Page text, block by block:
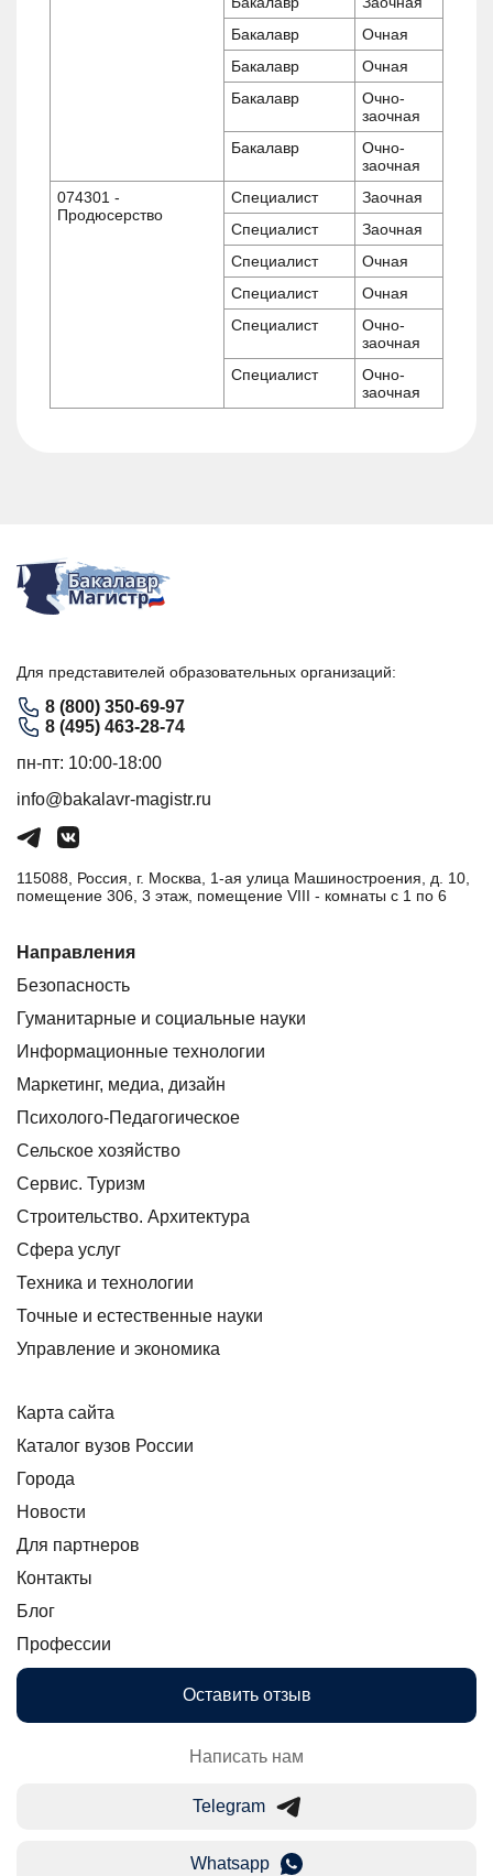
Бакалавр
Очная
Бакалавр
Очная
Бакалавр
Очно-
заочная
Бакалавр
Очно-
заочная
074301 -
Продюсерство
Специалист
Заочная
Специалист
Заочная
Специалист
Очная
Специалист
Очная
Специалист
Очно-
заочная
Специалист
Очно-
заочная
Для представителей образовательных организаций:
8 (800) 350-69-97
8 (495) 463-28-74
пн-пт: 10:00-18:00
info@bakalavr-magistr.ru
115088, Россия, г. Москва, 1-ая улица Машиностроения, д. 10,
помещение 306, 3 этаж, помещение VIII - комнаты с 1 по 6
Направления
Безопасность
Гуманитарные и социальные науки
Информационные технологии
Маркетинг, медиа, дизайн
Психолого-Педагогическое
Сельское хозяйство
Сервис. Туризм
Строительство. Архитектура
Сфера услуг
Техника и технологии
Точные и естественные науки
Управление и экономика
Карта сайта
Каталог вузов России
Города
Новости
Для партнеров
Контакты
Блог
Профессии
Оставить отзыв
Написать нам
Telegram
Whatsapp